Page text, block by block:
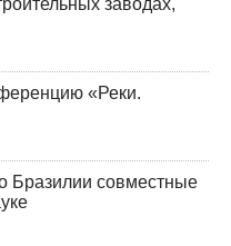
заводах,
«Реки.
Бразилии совместные